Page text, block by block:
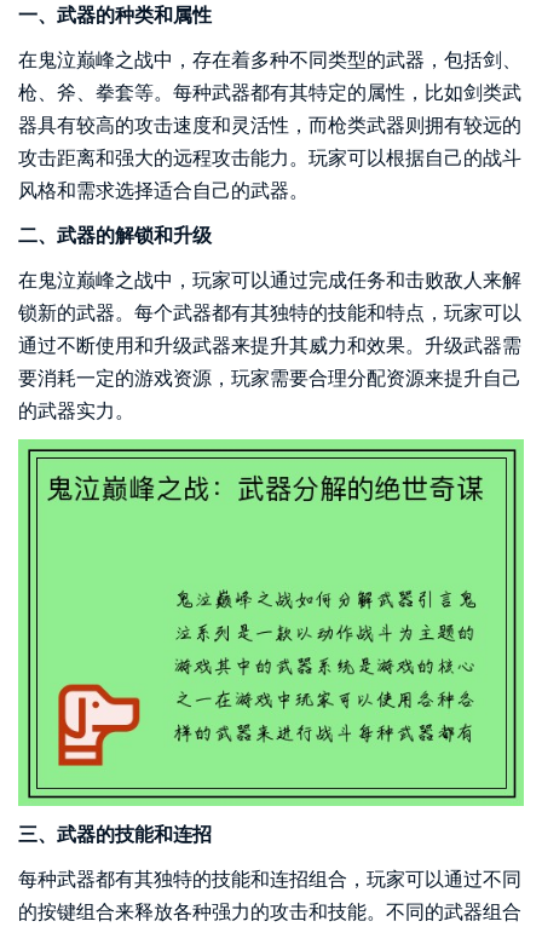
一、武器的种类和属性
在鬼泣巅峰之战中，存在着多种不同类型的武器，包括剑、
枪、斧、拳套等。每种武器都有其特定的属性，比如剑类武
器具有较高的攻击速度和灵活性，而枪类武器则拥有较远的
攻击距离和强大的远程攻击能力。玩家可以根据自己的战斗
风格和需求选择适合自己的武器。
二、武器的解锁和升级
在鬼泣巅峰之战中，玩家可以通过完成任务和击败敌人来解
锁新的武器。每个武器都有其独特的技能和特点，玩家可以
通过不断使用和升级武器来提升其威力和效果。升级武器需
要消耗一定的游戏资源，玩家需要合理分配资源来提升自己
的武器实力。
三、武器的技能和连招
每种武器都有其独特的技能和连招组合，玩家可以通过不同
的按键组合来释放各种强力的攻击和技能。不同的武器组合